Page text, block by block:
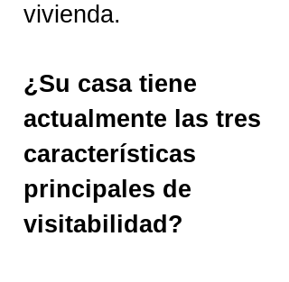
vivienda.
¿Su casa tiene
actualmente las tres
características
principales de
visitabilidad?